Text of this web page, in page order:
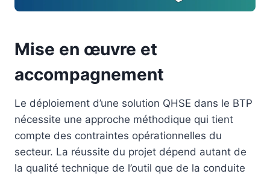
Mise en œuvre et
accompagnement
Le déploiement d’une solution QHSE dans le BTP
nécessite une approche méthodique qui tient
compte des contraintes opérationnelles du
secteur. La réussite du projet dépend autant de
la qualité technique de l’outil que de la conduite